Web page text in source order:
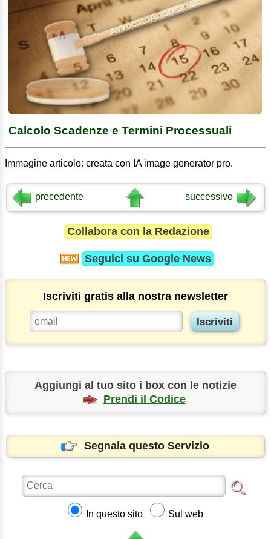
Calcolo Scadenze e Termini Processuali
Immagine articolo: creata con IA image generator pro.
precedente successivo
Collabora con la Redazione
Seguici su Google News
Iscriviti gratis alla nostra newsletter
Aggiungi al tuo sito i box con le notizie
Prendi il Codice
Segnala questo Servizio
In questo sito Sul web